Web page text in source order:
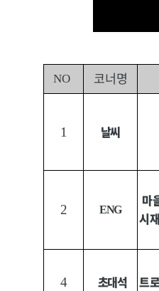
NO 코너명
1 날씨
2 ENG
마
시
4 초대석 트